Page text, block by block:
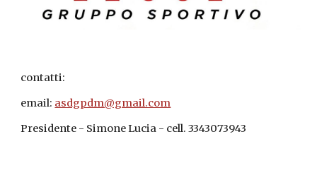
contatti:
email: asdgpdm@gmail.com
Presidente - Simone Lucia - cell. 3343073943